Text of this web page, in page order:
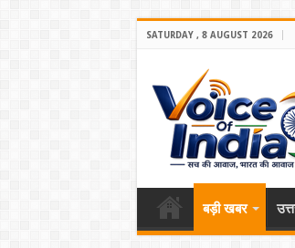
SATURDAY , 8 AUGUST 2026
बड़ी खबर